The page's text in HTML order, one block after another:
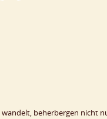
wandelt, beherbergen nicht